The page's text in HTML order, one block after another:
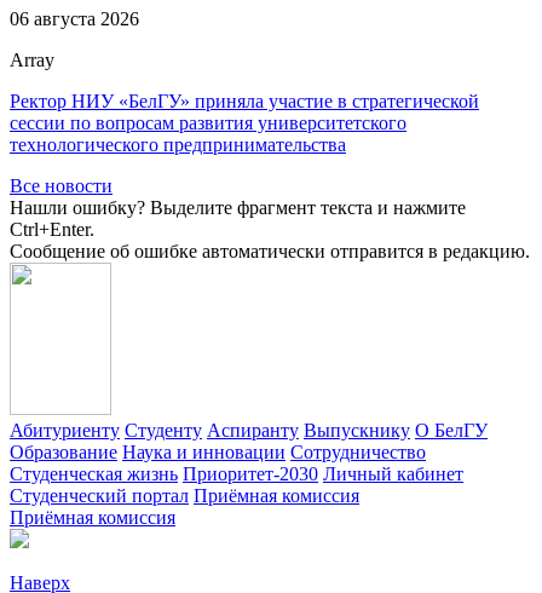
06 августа 2026
Array
Ректор НИУ «БелГУ» приняла участие в стратегической
сессии по вопросам развития университетского
технологического предпринимательства
Все новости
Нашли ошибку? Выделите фрагмент текста и нажмите
Ctrl+Enter.
Сообщение об ошибке автоматически отправится в редакцию.
Абитуриенту Студенту Аспиранту Выпускнику О БелГУ
Образование Наука и инновации Сотрудничество
Студенческая жизнь Приоритет-2030 Личный кабинет
Студенческий портал Приёмная комиссия
Приёмная комиссия
Наверх